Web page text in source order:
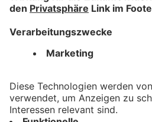
Telefon: 0831/206-5715 -